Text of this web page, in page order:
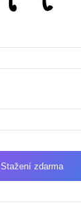
Stažení zdarma